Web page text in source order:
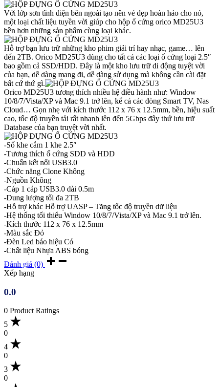
Với lớp sơn tĩnh điện bên ngoài tạo nên vẻ đẹp hoàn hảo cho nó,
một loại chất liệu tuyền vời giúp cho hộp ổ cứng orico MD25U3
bền hơn những sản phẩm cùng loại khác.
Hỗ trợ bạn lưu trữ những kho phim giải trí hay nhạc, game… lên
đến 2TB. Orico MD25U3 dùng cho tất cả các loại ổ cứng loại 2.5″
bao gồm cả SSD/HDD. Đây là một kho lưu trữ di động tuyệt vời
của bạn, dễ dàng mang đi, dễ dàng sử dụng mà không cần cài đặt
bất cứ thứ gì.
Orico MD25U3 tương thích nhiều hệ điều hành như: Window
10/8/7/Vista/XP và Mac 9.1 trở lên, kể cả các dòng Smart TV, Nas
Cloud… Gọn nhẹ với kích thước 112 x 76 x 12.5mm, bền, hiệu suất
cao, tốc độ truyền tải rất nhanh lên đến 5Gbps đây thứ lưu trữ
Database của bạn truyệt vời nhất.
-Số khe cắm 1 khe 2.5″
-Tương thích ổ cứng SDD và HDD
-Chuẩn kết nối USB3.0
-Chức năng Clone Không
-Nguồn Không
-Cáp 1 cáp USB3.0 dài 0.5m
-Dung lượng tối đa 2TB
-Hỗ trợ khác Hỗ trợ UASP – Tăng tốc độ truyền dữ liệu
-Hệ thống tối thiểu Window 10/8/7/Vista/XP và Mac 9.1 trở lên.
-Kích thước 112 x 76 x 12.5mm
-Màu sắc Đỏ
-Đèn Led báo hiệu Có
-Chất liệu Nhựa ABS bóng
Đánh giá (0)
Xếp hạng
0.0
0 Product Ratings
5
0
4
0
3
0